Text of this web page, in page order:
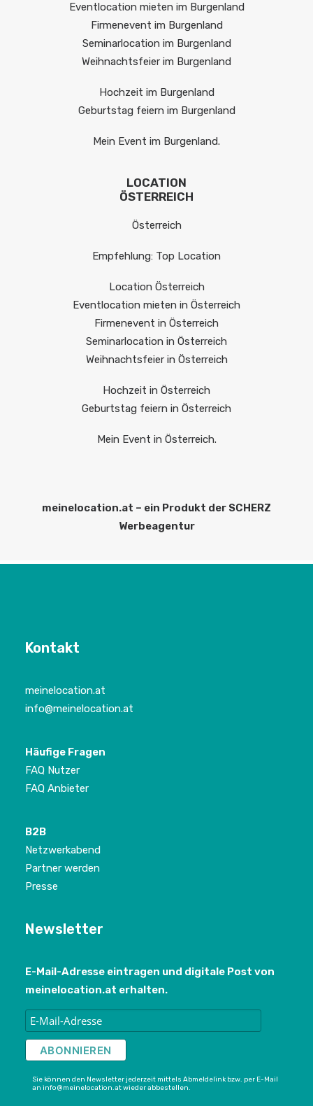
Eventlocation mieten im Burgenland
Firmenevent im Burgenland
Seminarlocation im Burgenland
Weihnachtsfeier im Burgenland
Hochzeit im Burgenland
Geburtstag feiern im Burgenland
Mein Event im Burgenland.
LOCATION
ÖSTERREICH
Österreich
Empfehlung: Top Location
Location Österreich
Eventlocation mieten in Österreich
Firmenevent in Österreich
Seminarlocation in Österreich
Weihnachtsfeier in Österreich
Hochzeit in Österreich
Geburtstag feiern in Österreich
Mein Event in Österreich.
meinelocation.at – ein Produkt der SCHERZ
Werbeagentur
Kontakt
meinelocation.at
info@meinelocation.at
Häufige Fragen
FAQ Nutzer
FAQ Anbieter
B2B
Netzwerkabend
Partner werden
Presse
Newsletter
E-Mail-Adresse eintragen und digitale Post von
meinelocation.at erhalten.
Sie können den Newsletter jederzeit mittels Abmeldelink bzw. per E-Mail
an info@meinelocation.at wieder abbestellen.